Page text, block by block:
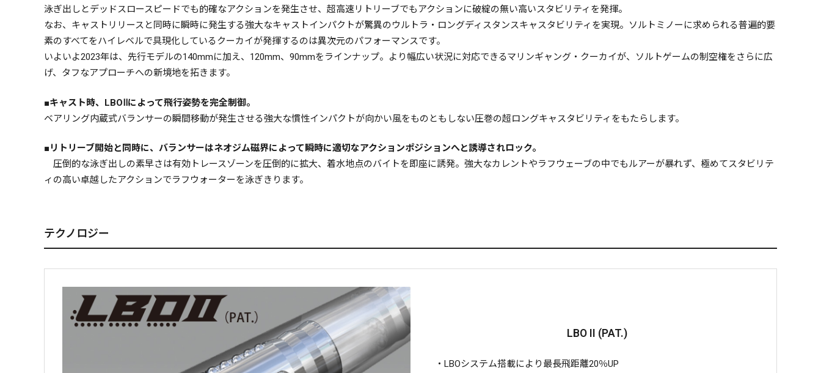
泳ぎ出しとデッドスロースピードでも的確なアクションを発生させ、超高速リトリーブでもアクションに破綻の無い高いスタビリティを発揮。
なお、キャストリリースと同時に瞬時に発生する強大なキャストインパクトが驚異のウルトラ・ロングディスタンスキャスタビリティを実現。ソルトミノーに求められる普遍的要
素のすべてをハイレベルで具現化しているクーカイが発揮するのは異次元のパフォーマンスです。
いよいよ2023年は、先行モデルの140mmに加え、120mm、90mmをラインナップ。より幅広い状況に対応できるマリンギャング・クーカイが、ソルトゲームの制空権をさらに広
げ、タフなアプローチへの新境地を拓きます。
■キャスト時、LBOⅡによって飛行姿勢を完全制御。
ベアリング内蔵式バランサーの瞬間移動が発生させる強大な慣性インパクトが向かい風をものともしない圧巻の超ロングキャスタビリティをもたらします。
■リトリーブ開始と同時に、バランサーはネオジム磁界によって瞬時に適切なアクションポジションへと誘導されロック。
圧倒的な泳ぎ出しの素早さは有効トレースゾーンを圧倒的に拡大、着水地点のバイトを即座に誘発。強大なカレントやラフウェーブの中でもルアーが暴れず、極めてスタビリテ
ィの高い卓越したアクションでラフウォーターを泳ぎきります。
テクノロジー
LBO II (PAT.)
・LBOシステム搭載により最長飛距離20％UP